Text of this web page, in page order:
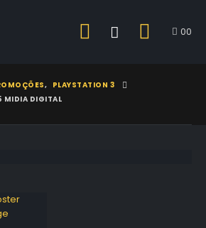
00
, PLAYSTATION 3
MIDIA DIGITAL